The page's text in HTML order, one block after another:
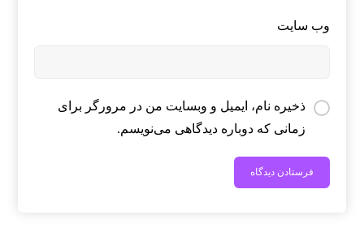
وب‌ سایت
ذخیره نام، ایمیل و وبسایت من در مرورگر برای
زمانی که دوباره دیدگاهی می‌نویسم.